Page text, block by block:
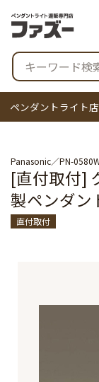
ペンダントライト
Panasonic PN-
[直付取付]
製ペンダン
直付取付